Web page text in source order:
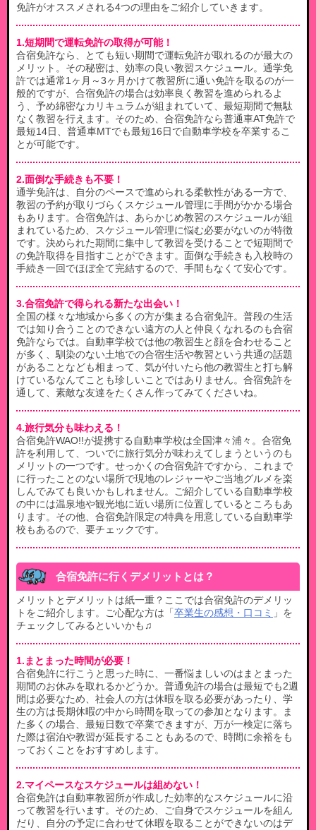
免許がオススメされる4つの理由をご紹介していきます。
1.短期間で運転免許の取得が可能！
合宿免許なら、とても短い期間で運転免許が取れるのが最大の
メリット。その秘密は、効率の良い教習スケジュール。通学免
許では通常1ヶ月～3ヶ月かけて教習所に通い免許を取るのが一
般的ですが、合宿免許の場合は効率良く教習を進められるよ
う、予め綿密なカリキュラムが組まれていて、最短期間で無駄
なく教習を行えます。そのため、合宿免許なら普通車AT免許で
最短14日、普通車MTでも最短16日で自動車学校を卒業するこ
とが可能です。
2.面倒な手続きも不要！
通学免許は、自分のペースで進められる柔軟性がある一方で、
教習の予約が取りづらくスケジュール管理に手間がかかる場合
もあります。合宿免許は、あらかじめ教習のスケジュールが組
まれているため、スケジュール管理に悩む必要がないのが特徴
です。決められた期間に集中して教習を受けることで短期間で
の免許取得を目指すことができます。面倒な手続きも入校時の
手続き一回でほぼ全て完結するので、手間もなくて安心です。
3.合宿免許で得られる新たな出会い！
全国の様々な地域から多くの方が集まる合宿免許。普段の生活
では知り合うことのできない遠方の人と仲良くなれるのも合宿
免許ならでは。自動車学校では他の教習生と顔を合わせること
が多く、馴染のない土地での合宿生活や教習という共通の話題
があることなども相まって、気が付いたら他の教習生と打ち解
けているなんてことも珍しいことではありません。合宿免許を
通して、素敵な友達をたくさん作ってみてくださいね。
4.旅行気分も味わえる！
合宿免許WAO!!が提携する自動車学校は全国津々浦々。合宿免
許を利用して、ついでに旅行気分が味わえてしまうというのも
メリットの一つです。せっかくの合宿免許ですから、これまで
に行ったことのない場所で現地のレジャーやご当地グルメを楽
しんでみても良いかもしれません。ご紹介している自動車学校
の中には温泉地や観光地に近い場所に位置しているところもあ
ります。その他、合宿免許限定の特典を用意している自動車学
校もあるので、要チェックです。
合宿免許に行くデメリットとは？
メリットとデメリットは紙一重？ここでは合宿免許のデメリッ
トをご紹介します。ご心配な方は「 卒業生の感想・口コミ 」を
チェックしてみるといいかも♫
1.まとまった時間が必要！
合宿免許に行こうと思った時に、一番悩ましいのはまとまった
期間のお休みを取れるかどうか。普通免許の場合は最短でも2週
間は必要なため、社会人の方は休暇を取る必要があったり、学
生の方は長期休暇の中から時間を取っての参加となります。ま
た多くの場合、最短日数で卒業できますが、万が一検定に落ち
た際は宿泊や教習が延長することもあるので、時間に余裕をも
っておくことをおすすめします。
2.マイペースなスケジュールは組めない！
合宿免許は自動車教習所が作成した効率的なスケジュールに沿
って教習を行います。そのため、ご自身でスケジュールを組ん
だり、自分の予定に合わせて休暇を取ることができないのはデ